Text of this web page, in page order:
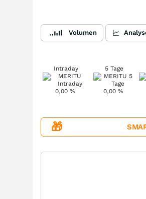
Volumen
Intraday
0,00 %
5 Tage
0,00 %
🎁